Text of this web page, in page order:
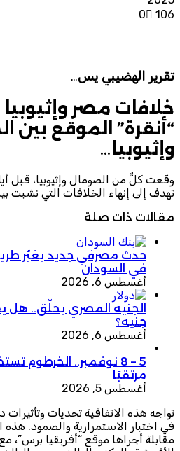
0
106
تقرير الهضيبي يس…
خلافات مصر
“أنقرة” الموقع بين
وإثيوبيا…
وقّعت كلٌّ من الصومال وإثيوبيا، قبل
تهدف إلى إنهاء الخلافات التي نشبت
مقالات ذات صلة
حدث مصرفي جديد يغيّر
في السودان
أغسطس 6, 2026
جنيه؟
أغسطس 6, 2026
5 – 8 نوفمبر.. الخرطوم
مرتقبًا
أغسطس 5, 2026
تواجه هذه الاتفاقية تحديات
في اختبار الاستمرارية والصمود. هذه
مقابلة أجراها موقع “أفريقيا برس”،